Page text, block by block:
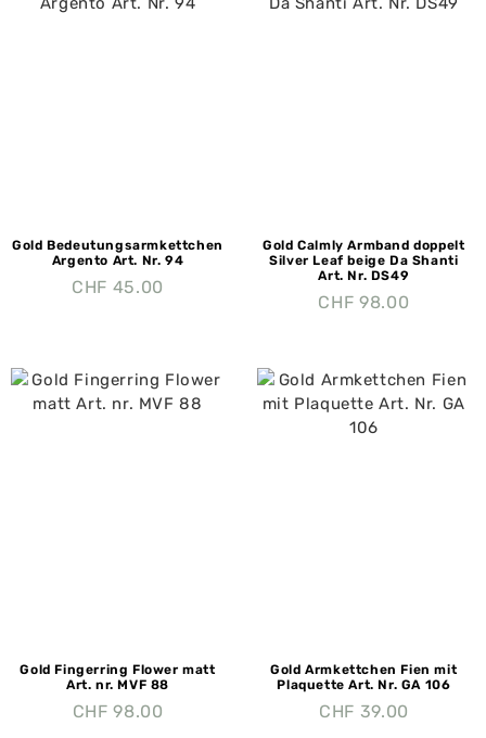
Gold Bedeutungsarmkettchen
Argento Art. Nr. 94
CHF 45.00
Gold Calmly Armband doppelt
Silver Leaf beige Da Shanti
Art. Nr. DS49
CHF 98.00
Gold Fingerring Flower matt
Art. nr. MVF 88
CHF 98.00
Gold Armkettchen Fien mit
Plaquette Art. Nr. GA 106
CHF 39.00